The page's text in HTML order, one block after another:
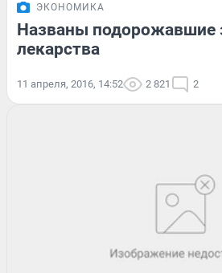
ЭКОНОМИКА
Названы подорожавшие
лекарства
11 апреля, 2016, 14:52 2 821 2